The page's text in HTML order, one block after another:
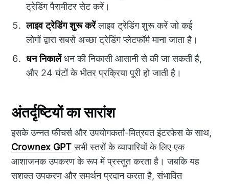
ट्रेडिंग पैरामीटर सेट करें।
लाइव ट्रेडिंग शुरू करेंलाइव ट्रेडिंग शुरू करें जो कई
लोगों द्वारा सबसे अच्छा ट्रेडिंग प्लेटफॉर्म माना जाता है।
धन निकालेंधन की निकासी आसानी से की जा सकती है,
और 24 घंटों के भीतर प्रक्रिया पूरी हो जाती है।
अंतर्दृष्टियों का सारांश
इसके उन्नत फीचर्स और उपयोगकर्ता-मित्रवत इंटरफेस के साथ,
Crownex GPTसभी स्तरों के व्यापारियों के लिए एक
आशाजनक उपकरण के रूप में प्रस्तुत करता है। जबकि यह
सशक्त उपकरण और समर्थन प्रदान करता है, संभावित